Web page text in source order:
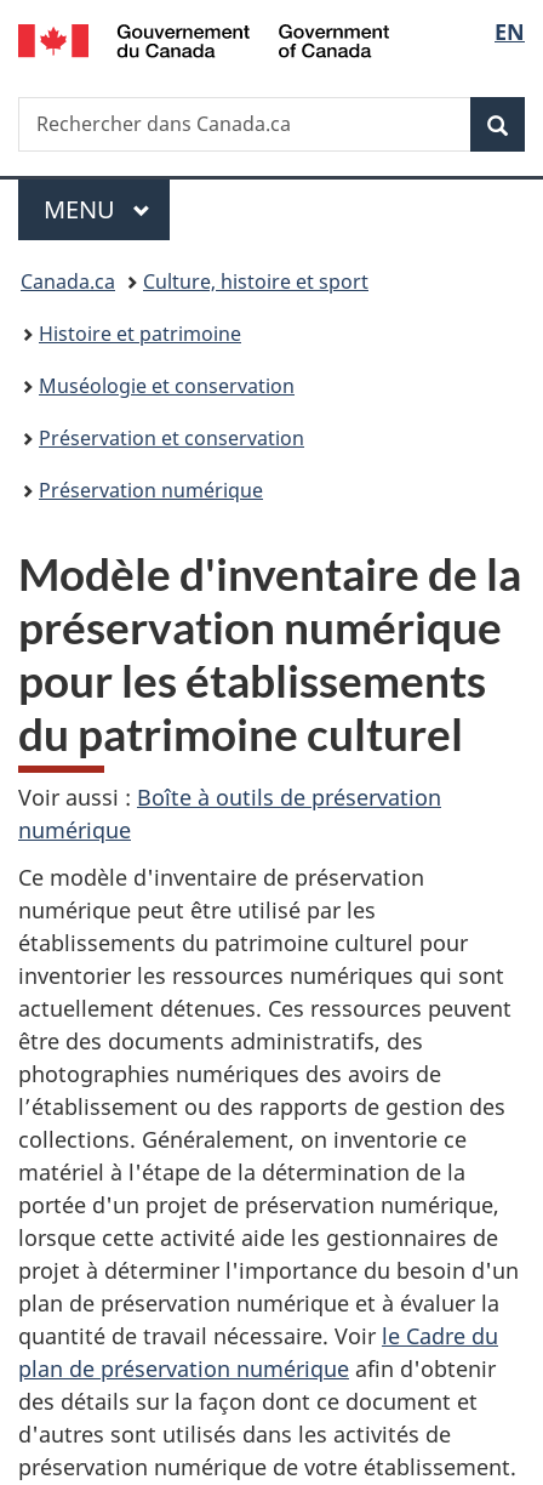
Passer
au
principal
Passer
à
Au
du
Passer
à
version
simplifiée
de
la
EN
Recherche
Rechercher
dans
Menu
MENU PRINCIPAL
Vous
êtes
ici :
Canada.ca
Culture, histoire et sport
Histoire et patrimoine
Muséologie et conservation
Préservation et conservation
Préservation numérique
Modèle d'inventaire de la
préservation numérique
pour les établissements
du patrimoine culturel
Voir aussi : Boîte à outils de préservation
numérique
Ce modèle d'inventaire de préservation
numérique peut être utilisé par les
établissements du patrimoine culturel pour
inventorier les ressources numériques qui sont
actuellement détenues. Ces ressources peuvent
être des documents administratifs, des
photographies numériques des avoirs de
l’établissement ou des rapports de gestion des
collections. Généralement, on inventorie ce
matériel à l'étape de la détermination de la
portée d'un projet de préservation numérique,
lorsque cette activité aide les gestionnaires de
projet à déterminer l'importance du besoin d'un
plan de préservation numérique et à évaluer la
quantité de travail nécessaire. Voir le Cadre du
plan de préservation numérique afin d'obtenir
des détails sur la façon dont ce document et
d'autres sont utilisés dans les activités de
préservation numérique de votre établissement.